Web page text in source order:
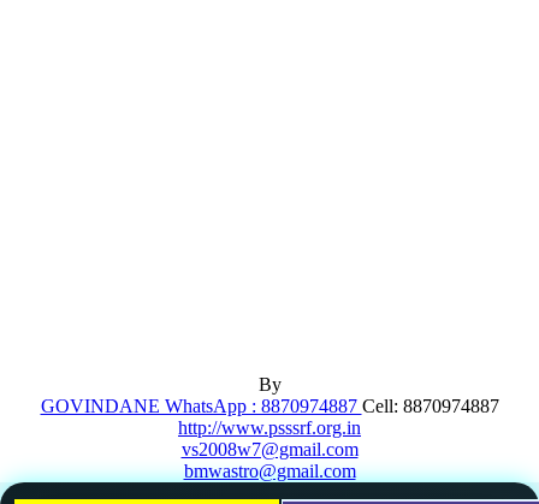
By
GOVINDANE WhatsApp : 8870974887 Cell: 8870974887
http://www.psssrf.org.in
vs2008w7@gmail.com
bmwastro@gmail.com